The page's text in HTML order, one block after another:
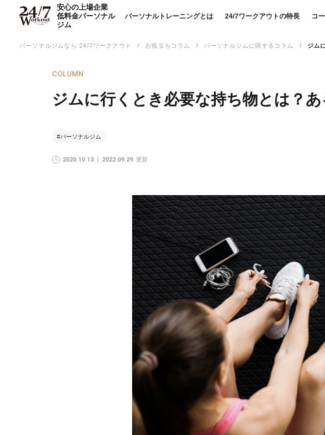
安心の上場企業
低料金パーソナル
ジム
パーソナルトレーニングとは 24/7ワークアウトの特長 コ
パーソナルジムなら 24/7ワークアウト お役立ちコラム パーソナルジムに関するコラム ジム
COLUMN
ジムに行くとき必要な持ち物とは？
#パーソナルジム
2020.10.13 2022.09.29 更新